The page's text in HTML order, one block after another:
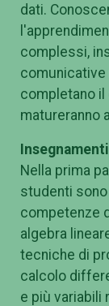
dati.
complessi,
completano
matureranno
Insegnamenti
Nella prima
studenti
competenze
algebra
tecniche di
calcolo
e più variabili